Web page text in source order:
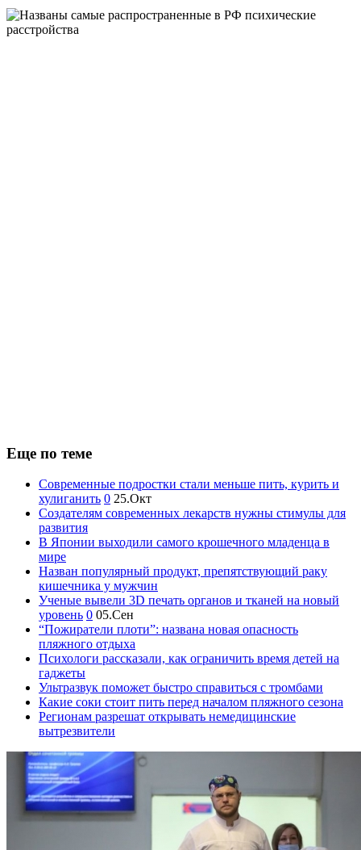
Еще по теме
Современные подростки стали меньше пить, курить и
хулиганить 0 25.Окт
Создателям современных лекарств нужны стимулы для
развития
В Японии выходили самого крошечного младенца в
мире
Назван популярный продукт, препятствующий раку
кишечника у мужчин
Ученые вывели 3D печать органов и тканей на новый
уровень 0 05.Сен
“Пожиратели плоти”: названа новая опасность
пляжного отдыха
Психологи рассказали, как ограничить время детей на
гаджеты
Ультразвук поможет быстро справиться с тромбами
Какие соки стоит пить перед началом пляжного сезона
Регионам разрешат открывать немедицинские
вытрезвители